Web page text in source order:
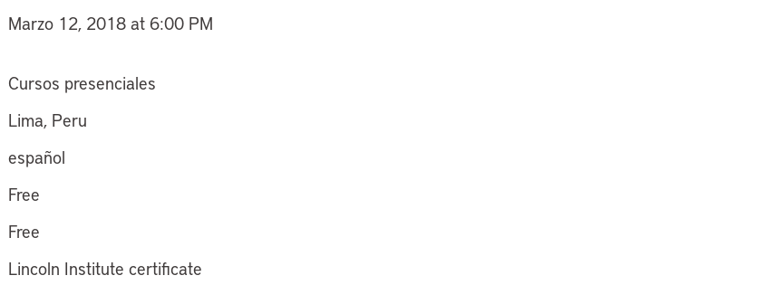
Marzo 12, 2018 at 6:00 PM
Cursos presenciales
Lima, Peru
español
Free
Free
Lincoln Institute certificate